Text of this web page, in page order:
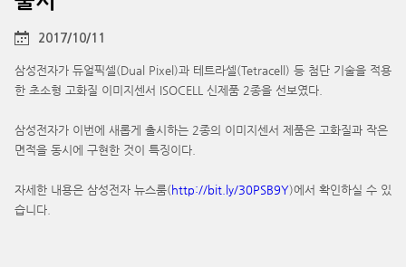
2017/10/11
삼성전자가 듀얼픽셀(Dual Pixel)과 테트라셀(Tetracell) 등 첨단 기술을 적용
한 초소형 고화질 이미지센서 ISOCELL 신제품 2종을 선보였다.
삼성전자가 이번에 새롭게 출시하는 2종의 이미지센서 제품은 고화질과 작은
면적을 동시에 구현한 것이 특징이다.
자세한 내용은 삼성전자 뉴스룸(http://bit.ly/30PSB9Y)에서 확인하실 수 있
습니다.